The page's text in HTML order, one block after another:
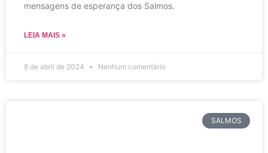
mensagens de esperança dos Salmos.
LEIA MAIS »
8 de abril de 2024 Nenhum comentário
SALMOS